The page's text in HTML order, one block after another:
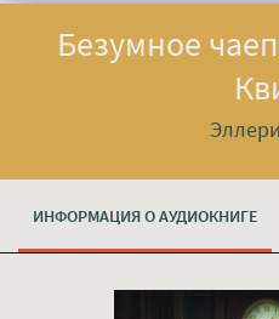
Безумное
ИНФОРМАЦИЯ О АУДИОКНИГЕ